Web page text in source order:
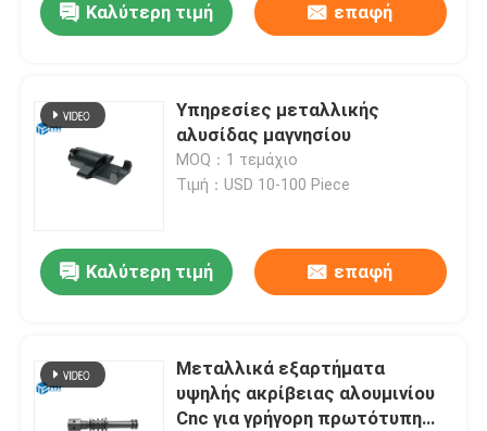
Καλύτερη τιμή επαφή
Υπηρεσίες μεταλλικής
αλυσίδας μαγνησίου
MOQ：1 τεμάχιο
Τιμή：USD 10-100 Piece
Καλύτερη τιμή επαφή
Μεταλλικά εξαρτήματα
υψηλής ακρίβειας αλουμινίου
Cnc για γρήγορη πρωτότυπη